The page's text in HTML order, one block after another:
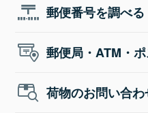
郵便番号を調べる
郵便局・ATM・
荷物のお問い合わ